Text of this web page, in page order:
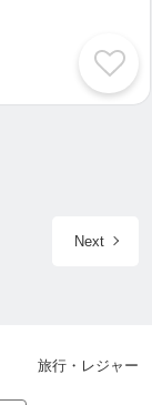
Next
旅行・レジャー